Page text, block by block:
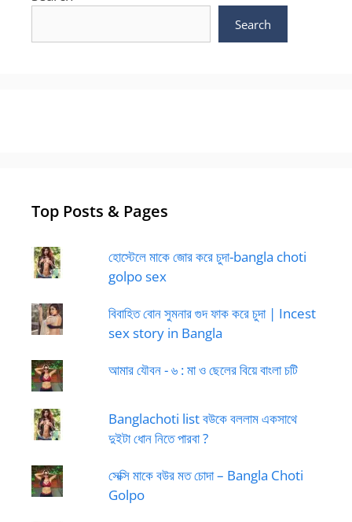
Search
Top Posts & Pages
হোস্টেলে মাকে জোর করে চুদা-bangla choti
golpo sex
বিবাহিত বোন সুমনার গুদ ফাক করে চুদা | Incest
sex story in Bangla
আমার যৌবন - ৬ : মা ও ছেলের বিয়ে বাংলা চটি
Banglachoti list বউকে বললাম একসাথে
দুইটা ধোন নিতে পারবা ?
সেক্সি মাকে বউর মত চোদা – Bangla Choti
Golpo